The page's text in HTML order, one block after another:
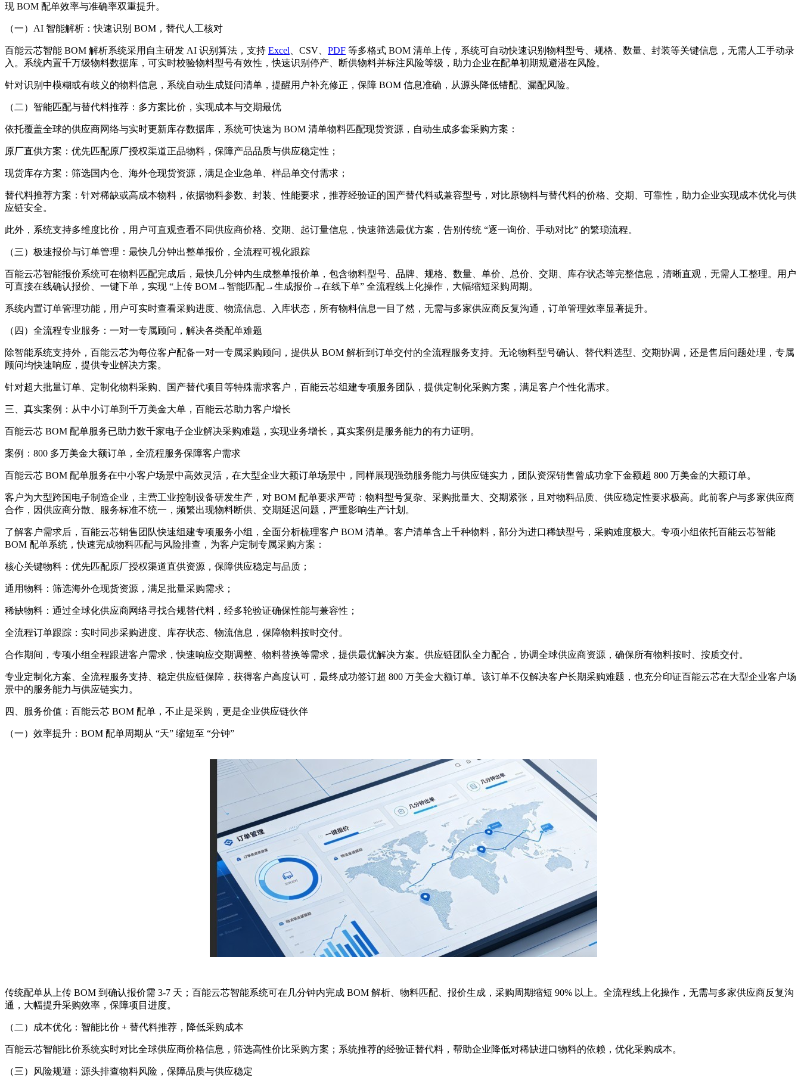
现 BOM 配单效率与准确率双重提升。
（一）AI 智能解析：快速识别 BOM，替代人工核对
百能云芯智能 BOM 解析系统采用自主研发 AI 识别算法，支持 Excel 、CSV、 PDF 等多格式 BOM 清单上传，系统可自动快速识别物料型号、规格、数量、封装等关键信息，无需人工手动录
入。系统内置千万级物料数据库，可实时校验物料型号有效性，快速识别停产、断供物料并标注风险等级，助力企业在配单初期规避潜在风险。
针对识别中模糊或有歧义的物料信息，系统自动生成疑问清单，提醒用户补充修正，保障 BOM 信息准确，从源头降低错配、漏配风险。
（二）智能匹配与替代料推荐：多方案比价，实现成本与交期最优
依托覆盖全球的供应商网络与实时更新库存数据库，系统可快速为 BOM 清单物料匹配现货资源，自动生成多套采购方案：
原厂直供方案：优先匹配原厂授权渠道正品物料，保障产品品质与供应稳定性；
现货库存方案：筛选国内仓、海外仓现货资源，满足企业急单、样品单交付需求；
替代料推荐方案：针对稀缺或高成本物料，依据物料参数、封装、性能要求，推荐经验证的国产替代料或兼容型号，对比原物料与替代料的价格、交期、可靠性，助力企业实现成本优化与供
应链安全。
此外，系统支持多维度比价，用户可直观查看不同供应商价格、交期、起订量信息，快速筛选最优方案，告别传统 “逐一询价、手动对比” 的繁琐流程。
（三）极速报价与订单管理：最快几分钟出整单报价，全流程可视化跟踪
百能云芯智能报价系统可在物料匹配完成后，最快几分钟内生成整单报价单，包含物料型号、品牌、规格、数量、单价、总价、交期、库存状态等完整信息，清晰直观，无需人工整理。用户
可直接在线确认报价、一键下单，实现 “上传 BOM→智能匹配→生成报价→在线下单” 全流程线上化操作，大幅缩短采购周期。
系统内置订单管理功能，用户可实时查看采购进度、物流信息、入库状态，所有物料信息一目了然，无需与多家供应商反复沟通，订单管理效率显著提升。
（四）全流程专业服务：一对一专属顾问，解决各类配单难题
除智能系统支持外，百能云芯为每位客户配备一对一专属采购顾问，提供从 BOM 解析到订单交付的全流程服务支持。无论物料型号确认、替代料选型、交期协调，还是售后问题处理，专属
顾问均快速响应，提供专业解决方案。
针对超大批量订单、定制化物料采购、国产替代项目等特殊需求客户，百能云芯组建专项服务团队，提供定制化采购方案，满足客户个性化需求。
三、真实案例：从中小订单到千万美金大单，百能云芯助力客户增长
百能云芯 BOM 配单服务已助力数千家电子企业解决采购难题，实现业务增长，真实案例是服务能力的有力证明。
案例：800 多万美金大额订单，全流程服务保障客户需求
百能云芯 BOM 配单服务在中小客户场景中高效灵活，在大型企业大额订单场景中，同样展现强劲服务能力与供应链实力，团队资深销售曾成功拿下金额超 800 万美金的大额订单。
客户为大型跨国电子制造企业，主营工业控制设备研发生产，对 BOM 配单要求严苛：物料型号复杂、采购批量大、交期紧张，且对物料品质、供应稳定性要求极高。此前客户与多家供应商
合作，因供应商分散、服务标准不统一，频繁出现物料断供、交期延迟问题，严重影响生产计划。
了解客户需求后，百能云芯销售团队快速组建专项服务小组，全面分析梳理客户 BOM 清单。客户清单含上千种物料，部分为进口稀缺型号，采购难度极大。专项小组依托百能云芯智能
BOM 配单系统，快速完成物料匹配与风险排查，为客户定制专属采购方案：
核心关键物料：优先匹配原厂授权渠道直供资源，保障供应稳定与品质；
通用物料：筛选海外仓现货资源，满足批量采购需求；
稀缺物料：通过全球化供应商网络寻找合规替代料，经多轮验证确保性能与兼容性；
全流程订单跟踪：实时同步采购进度、库存状态、物流信息，保障物料按时交付。
合作期间，专项小组全程跟进客户需求，快速响应交期调整、物料替换等需求，提供最优解决方案。供应链团队全力配合，协调全球供应商资源，确保所有物料按时、按质交付。
专业定制化方案、全流程服务支持、稳定供应链保障，获得客户高度认可，最终成功签订超 800 万美金大额订单。该订单不仅解决客户长期采购难题，也充分印证百能云芯在大型企业客户场
景中的服务能力与供应链实力。
四、服务价值：百能云芯 BOM 配单，不止是采购，更是企业供应链伙伴
（一）效率提升：BOM 配单周期从 “天” 缩短至 “分钟”
传统配单从上传 BOM 到确认报价需 3-7 天；百能云芯智能系统可在几分钟内完成 BOM 解析、物料匹配、报价生成，采购周期缩短 90% 以上。全流程线上化操作，无需与多家供应商反复沟
通，大幅提升采购效率，保障项目进度。
（二）成本优化：智能比价 + 替代料推荐，降低采购成本
百能云芯智能比价系统实时对比全球供应商价格信息，筛选高性价比采购方案；系统推荐的经验证替代料，帮助企业降低对稀缺进口物料的依赖，优化采购成本。
（三）风险规避：源头排查物料风险，保障品质与供应稳定